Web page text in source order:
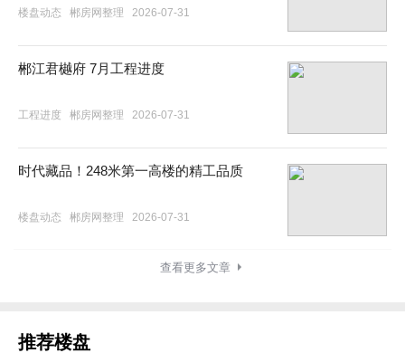
楼盘动态 郴房网整理 2026-07-31
郴江君樾府 7月工程进度
工程进度 郴房网整理 2026-07-31
时代藏品！248米第一高楼的精工品质
楼盘动态 郴房网整理 2026-07-31
查看更多文章
推荐楼盘